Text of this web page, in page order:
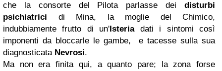
che la consorte del Pilota parlasse dei disturbi
psichiatrici di Mina, la moglie del Chimico,
indubbiamente frutto di un'Isteriadati i sintomi così
imponenti da bloccarle le gambe, e tacesse sulla sua
diagnosticata Nevrosi.
Ma non era finita qui, a quanto pare; la zona forse